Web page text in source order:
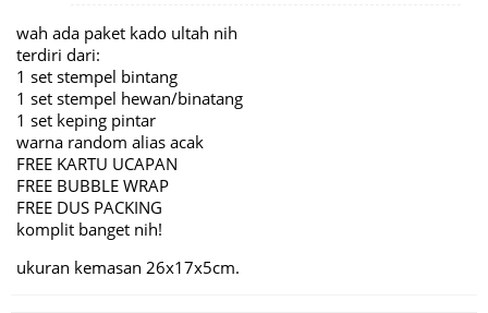
wah ada paket kado ultah nih
terdiri dari:
1 set stempel bintang
1 set stempel hewan/binatang
1 set keping pintar
warna random alias acak
FREE KARTU UCAPAN
FREE BUBBLE WRAP
FREE DUS PACKING
komplit banget nih!
ukuran kemasan 26x17x5cm.